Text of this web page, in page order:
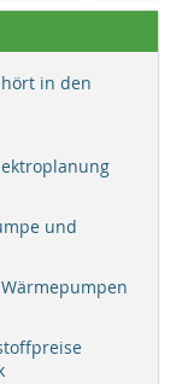
in den
und